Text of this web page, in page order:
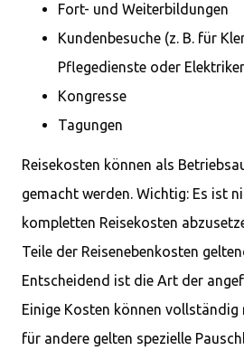
Fort- und Weiterbildungen
Kundenbesuche (z. B. für
Pflegedienste oder
Kongresse
Tagungen
Reisekosten können als
gemacht werden. Wichtig: Es ist
kompletten Reisekosten
Teile der Reisenebenkosten
Entscheidend ist die Art der
Einige Kosten können
für andere gelten spezielle